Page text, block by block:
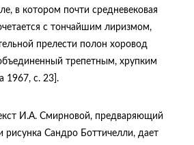
в котором почти средневековая
с тончайшим лиризмом,
прелести полон хоровод
трепетным, хрупким
1967, с. 23].
И.А. Смирновой, предваряющий
рисунка Сандро Боттичелли, дает